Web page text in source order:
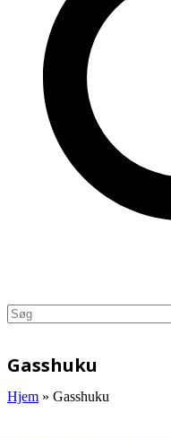
Open
mobile
Close
mobile
Search
Gasshuku
Hjem » Gasshuku